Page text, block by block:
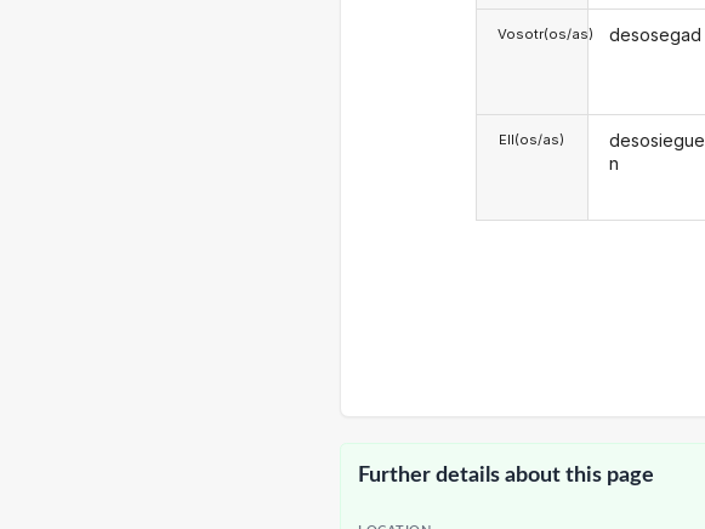
Vosotr(os/as)
Ell(os/as)
desosegad
desosiegue
n
Further details about this page